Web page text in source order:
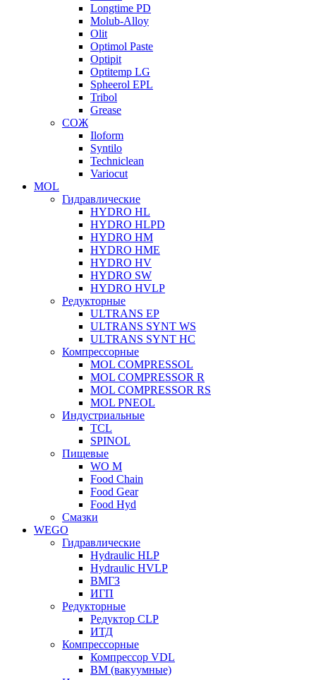
Longtime PD
Molub-Alloy
Olit
Optimol Paste
Optipit
Optitemp LG
Spheerol EPL
Tribol
Grease
СОЖ
Iloform
Syntilo
Techniclean
Variocut
MOL
Гидравлические
HYDRO HL
HYDRO HLPD
HYDRO HM
HYDRO HME
HYDRO HV
HYDRO SW
HYDRO HVLP
Редукторные
ULTRANS EP
ULTRANS SYNT WS
ULTRANS SYNT HC
Компрессорные
MOL COMPRESSOL
MOL COMPRESSOR R
MOL COMPRESSOR RS
MOL PNEOL
Индустриальные
TCL
SPINOL
Пищевые
WO M
Food Chain
Food Gear
Food Hyd
Смазки
WEGO
Гидравлические
Hydraulic HLP
Hydraulic HVLP
ВМГЗ
ИГП
Редукторные
Редуктор CLP
ИТД
Компрессорные
Компрессор VDL
ВМ (вакуумные)